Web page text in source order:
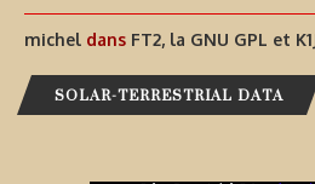
michel dans FT2, la GNU GPL et
SOLAR-TERRESTRIAL DATA